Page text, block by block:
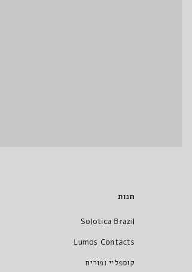
חנות
Solotica Brazil
Lumos Contacts
קוספליי ופורים